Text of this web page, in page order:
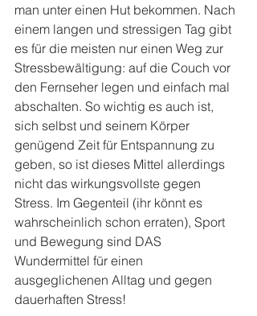
man unter einen Hut bekommen. Nach
einem langen und stressigen Tag gibt
es für die meisten nur einen Weg zur
Stressbewältigung: auf die Couch vor
den Fernseher legen und einfach mal
abschalten. So wichtig es auch ist,
sich selbst und seinem Körper
genügend Zeit für Entspannung zu
geben, so ist dieses Mittel allerdings
nicht das wirkungsvollste gegen
Stress. Im Gegenteil (ihr könnt es
wahrscheinlich schon erraten), Sport
und Bewegung sind DAS
Wundermittel für einen
ausgeglichenen Alltag und gegen
dauerhaften Stress!